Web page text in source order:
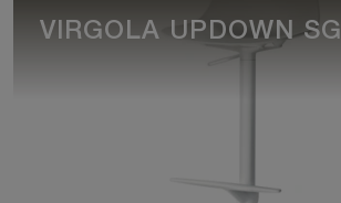
VIRGOLA UPDOWN SG